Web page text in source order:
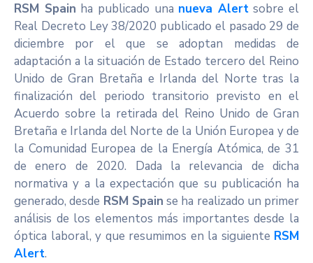
RSM Spain ha publicado una nueva Alertsobre el
Real Decreto Ley 38/2020 publicado el pasado 29 de
diciembre por el que se adoptan medidas de
adaptación a la situación de Estado tercero del Reino
Unido de Gran Bretaña e Irlanda del Norte tras la
finalización del periodo transitorio previsto en el
Acuerdo sobre la retirada del Reino Unido de Gran
Bretaña e Irlanda del Norte de la Unión Europea y de
la Comunidad Europea de la Energía Atómica, de 31
de enero de 2020. Dada la relevancia de dicha
normativa y a la expectación que su publicación ha
generado, desde RSM Spain se ha realizado un primer
análisis de los elementos más importantes desde la
óptica laboral, y que resumimos en la siguiente RSM
Alert.